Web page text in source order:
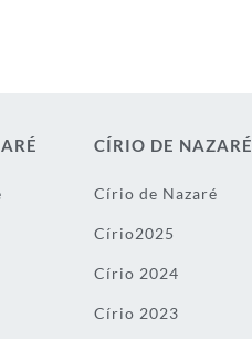
CÍRIO DE NAZARÉ
Círio de Nazaré
Círio2025
Círio 2024
Círio 2023